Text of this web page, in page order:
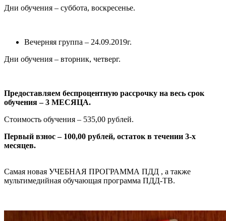
Дни обучения – суббота, воскресенье.
Вечерняя группа – 24.09.2019г.
Дни обучения – вторник, четверг.
Предоставляем беспроцентную рассрочку на весь срок
обучения – 3 МЕСЯЦА.
Стоимость обучения – 535,00 рублей.
Первый взнос – 100,00 рублей, остаток в течении 3-х
месяцев.
Самая новая УЧЕБНАЯ ПРОГРАММА ПДД , а также
мультимедийная обучающая программа ПДД-ТВ.